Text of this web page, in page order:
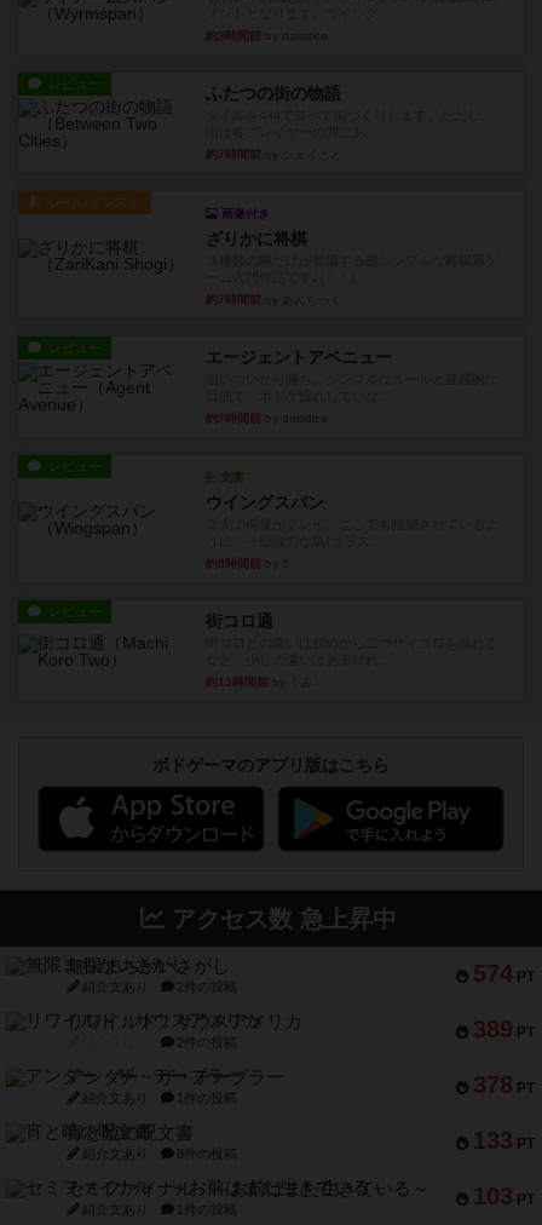
約3時間前
レビュー ふたつの街の物語
約7時間前
ルール/インスト
画像付き
ざりかに将棋
約7時間前
レビュー エージェントアベニュー
約7時間前
レビュー
充実
ウイングスパン
約8時間前
レビュー 街コロ通
約13時間前
ボドゲーマのアプリ版はこちら
アクセス数 急上昇中
574 PT
無限まちがいさがし
紹介文あり 2件の投稿
389 PT
リワイルド：サウスアメリカ
2件の投稿
378 PT
アンダー・ザ・テーブラー
紹介文あり 1件の投稿
133 PT
宵と暁の呪文書
紹介文あり 8件の投稿
103 PT
セミファイナル ～お前はまだ生きている～
紹介文あり 1件の投稿